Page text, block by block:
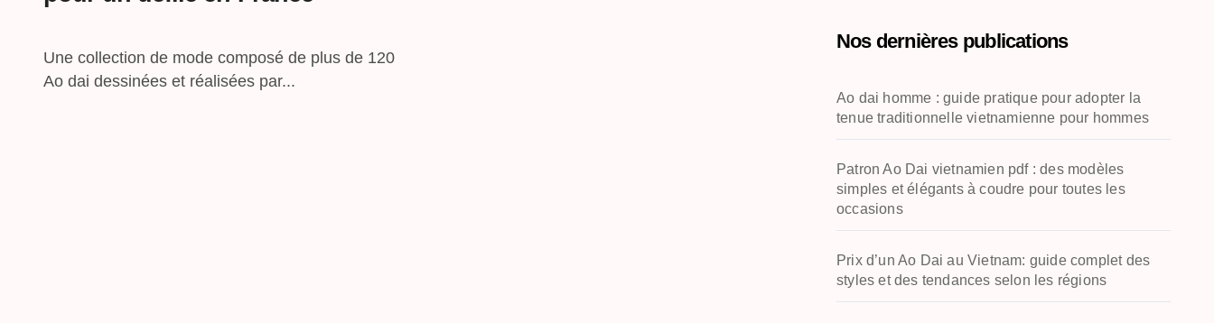
Une collection de mode composé de plus de 120
Ao dai dessinées et réalisées par...
r
e
r
Nos dernières publications
Ao dai homme : guide pratique pour adopter la
tenue traditionnelle vietnamienne pour hommes
Patron Ao Dai vietnamien pdf : des modèles
simples et élégants à coudre pour toutes les
occasions
Prix d’un Ao Dai au Vietnam: guide complet des
styles et des tendances selon les régions